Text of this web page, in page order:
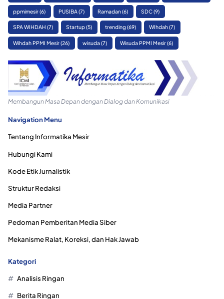
ppmimesir(6) PUSIBA(7) Ramadan(6) SDC(9)
SPA WIHDAH (7) Startup(5) trending (69) WIhdah(7)
Wihdah PPMI Mesir(26) wisuda(7) Wisuda PPMI Mesir(6)
Membangun Masa Depan dengan Dialog dan Komunikasi
Navigation Menu
Tentang Informatika Mesir
Hubungi Kami
Kode Etik Jurnalistik
Struktur Redaksi
Media Partner
Pedoman Pemberitan Media Siber
Mekanisme Ralat, Koreksi, dan Hak Jawab
Kategori
Analisis Ringan
Berita Ringan